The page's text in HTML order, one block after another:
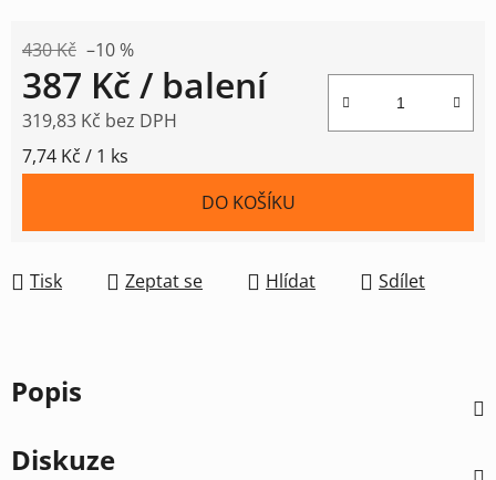
430 Kč –10 %
387 Kč / balení
319,83 Kč bez DPH
Měrná cena:
7,74 Kč / 1 ks
DO KOŠÍKU
Tisk Zeptat se Hlídat Sdílet
Popis
Diskuze